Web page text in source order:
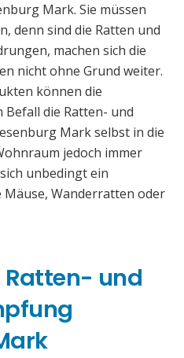
Mark. Sie müssen
denn sind die Ratten und
machen sich die
nicht ohne Grund weiter.
können die
die Ratten- und
Mark selbst in die
jedoch immer
unbedingt ein
Mäuse, Wanderratten oder
Ratten- und